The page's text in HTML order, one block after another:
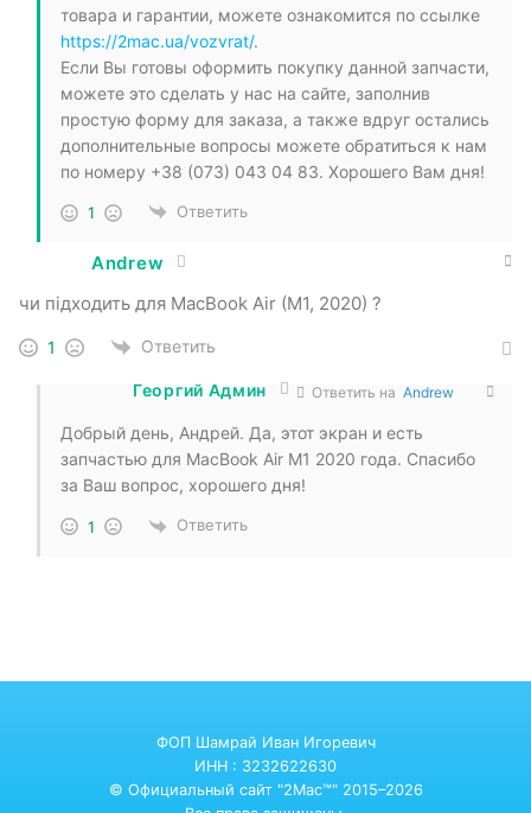
товара и гарантии, можете ознакомится по ссылке
https://2mac.ua/vozvrat/.
Если Вы готовы оформить покупку данной запчасти,
можете это сделать у нас на сайте, заполнив
простую форму для заказа, а также вдруг остались
дополнительные вопросы можете обратиться к нам
по номеру +38 (073) 043 04 83. Хорошего Вам дня!
1 Ответить
Andrew
чи підходить для MacBook Air (M1, 2020) ?
1 Ответить
Георгий Админ Ответить наAndrew
Добрый день, Андрей. Да, этот экран и есть
запчастью для MacBook Air M1 2020 года. Спасибо
за Ваш вопрос, хорошего дня!
1 Ответить
ФОП Шамрай Иван Игоревич
ИНН : 3232622630
© Официальный сайт "2Mac™" 2015–2026